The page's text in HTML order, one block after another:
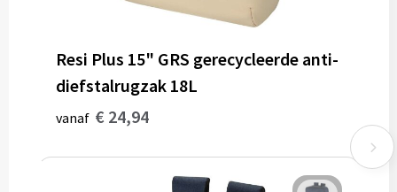
Resi Plus 15" GRS gerecycleerde anti-
diefstalrugzak 18L
vanaf € 24,94